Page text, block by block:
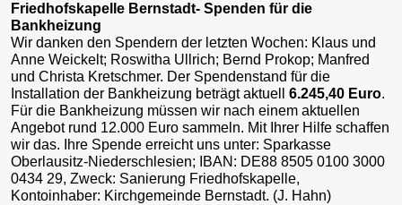
Friedhofskapelle Bernstadt- Spenden für die
Bankheizung
Wir danken den Spendern der letzten Wochen: Klaus und
Anne Weickelt; Roswitha Ullrich; Bernd Prokop; Manfred
und Christa Kretschmer. Der Spendenstand für die
Installation der Bankheizung beträgt aktuell 6.245,40 Euro.
Für die Bankheizung müssen wir nach einem aktuellen
Angebot rund 12.000 Euro sammeln. Mit Ihrer Hilfe schaffen
wir das. Ihre Spende erreicht uns unter: Sparkasse
Oberlausitz-Niederschlesien; IBAN: DE88 8505 0100 3000
0434 29, Zweck: Sanierung Friedhofskapelle,
Kontoinhaber: Kirchgemeinde Bernstadt. (J. Hahn)